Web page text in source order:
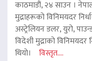
काठमाडौं, २४ साउन ।
मुद्राहरूको विनिमयदर
अस्ट्रेलियन डलर, युरो,
विदेशी मुद्राको
थियो। विस्तृत....